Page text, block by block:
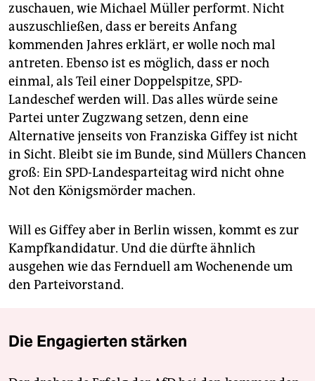
zuschauen, wie Michael Müller performt. Nicht
auszuschließen, dass er bereits Anfang
kommenden Jahres erklärt, er wolle noch mal
antreten. Ebenso ist es möglich, dass er noch
einmal, als Teil einer Doppelspitze, SPD-
Landeschef werden will. Das alles würde seine
Partei unter Zugzwang setzen, denn eine
Alternative jenseits von Franziska Giffey ist nicht
in Sicht. Bleibt sie im Bunde, sind Müllers Chancen
groß: Ein SPD-Landesparteitag wird nicht ohne
Not den Königsmörder machen.
Will es Giffey aber in Berlin wissen, kommt es zur
Kampfkandidatur. Und die dürfte ähnlich
ausgehen wie das Fernduell am Wochenende um
den Parteivorstand.
Die Engagierten stärken